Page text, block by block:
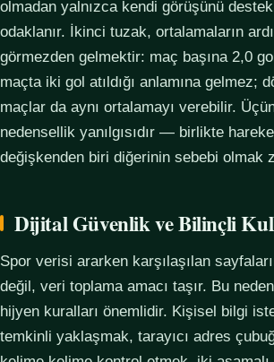
olmadan yalnızca kendi görüşünü
odaklanır. İkinci tuzak, ortalamaların
görmezden gelmektir: maç başına 2,0
maçta iki gol atıldığı anlamına gelmez;
maçlar da aynı ortalamayı verebilir.
nedensellik yanılgısıdır — birlikte
değişkenden biri diğerinin sebebi olmak
Dijital Güvenlik ve Bilinçli
Spor verisi ararken karşılaşılan
değil, veri toplama amacı taşır. Bu
hijyen kuralları önemlidir. Kişisel bilgi
temkinli yaklaşmak, tarayıcı adres